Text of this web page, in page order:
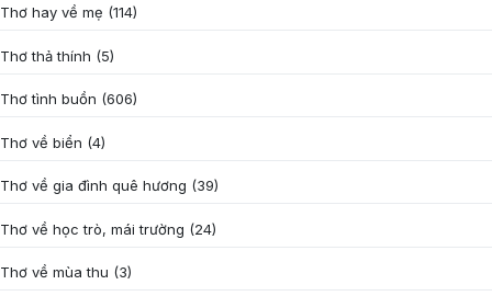
Thơ hay về mẹ (114)
Thơ thả thính (5)
Thơ tình buồn (606)
Thơ về biển (4)
Thơ về gia đình quê hương (39)
Thơ về học trò, mái trường (24)
Thơ về mùa thu (3)